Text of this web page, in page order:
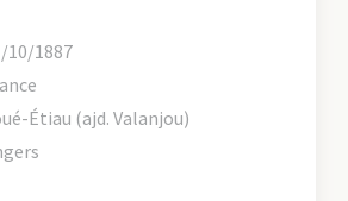
10/1887
Étiau (ajd. Valanjou)